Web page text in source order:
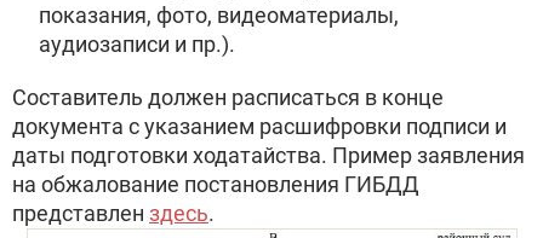
показания, фото, видеоматериалы,
аудиозаписи и пр.).
Составитель должен расписаться в конце
документа с указанием расшифровки подписи и
даты подготовки ходатайства. Пример заявления
на обжалование постановления ГИБДД
представлен здесь.